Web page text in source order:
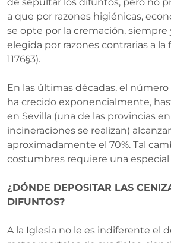
a que por razones higiénicas,
se opte por la cremación, siempre
elegida por razones contrarias a la
1176§3).
En las últimas décadas, el
ha crecido exponencialmente,
en Sevilla (una de las provincias
incineraciones se realizan)
aproximadamente el 70%. Tal
costumbres requiere una
¿DÓNDE DEPOSITAR LAS
DIFUNTOS?
A la Iglesia no le es indiferente el